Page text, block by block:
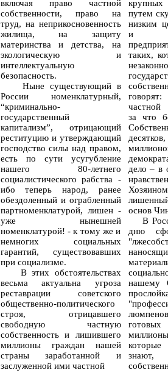
включая право частной
собственности, право на
труд, на неприкосновенность
жилища, на защиту
материнства и детства, на
экологическую и
интеллектуальную
безопасность.
Ныне существующий в
России номенклатурный,
“криминально-
государственный
капитализм”, отрицающий
реституцию и утверждающий
господство силы над правом,
есть по сути усугубление
нашего 80-летнего
социалистического рабства -
ибо теперь народ, ранее
обездоленный и ограбленный
партноменклатурой, лишен -
уже нынешней
номенклатурой! - к тому же и
немногих социальных
гарантий, существовавших
при социализме.
В этих обстоятельствах
весьма актуальна угроза
реставрации советского
общественно-политического
строя, отрицавшего
свободную частную
собственность и лишившего
миллионы граждан нашей
страны заработанной и
заслуженной ими частной
путем
низким
и
таких,
частной
за что
дело – в
основ
В
дню
нашему